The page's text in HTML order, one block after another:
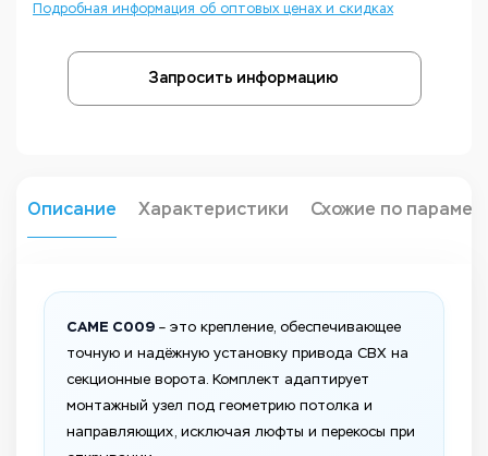
Подробная информация об оптовых ценах и скидках
Запросить информацию
Описание Характеристики Схожие по
CAME C009 – это крепление, обеспечивающее
точную и надёжную установку привода CBX на
секционные ворота. Комплект адаптирует
монтажный узел под геометрию потолка и
направляющих, исключая люфты и перекосы при